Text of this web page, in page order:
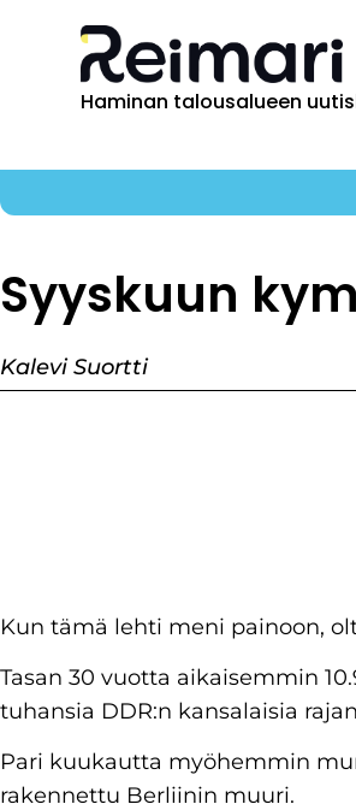
Haminan talousalueen
Syyskuun
Kalevi Suortti
Kun tämä lehti meni painoon,
Tasan 30 vuotta aikaisemmin
tuhansia DDR:n kansalaisia
Pari kuukautta myöhemmin
rakennettu Berliinin muuri.